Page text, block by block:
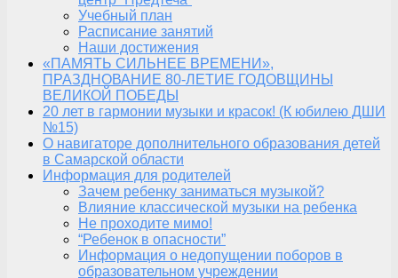
Учебный план
Расписание занятий
Наши достижения
«ПАМЯТЬ СИЛЬНЕЕ ВРЕМЕНИ»,
ПРАЗДНОВАНИЕ 80-ЛЕТИЕ ГОДОВЩИНЫ
ВЕЛИКОЙ ПОБЕДЫ
20 лет в гармонии музыки и красок! (К юбилею ДШИ
№15)
О навигаторе дополнительного образования детей
в Самарской области
Информация для родителей
Зачем ребенку заниматься музыкой?
Влияние классической музыки на ребенка
Не проходите мимо!
“Ребенок в опасности”
Информация о недопущении поборов в
образовательном учреждении